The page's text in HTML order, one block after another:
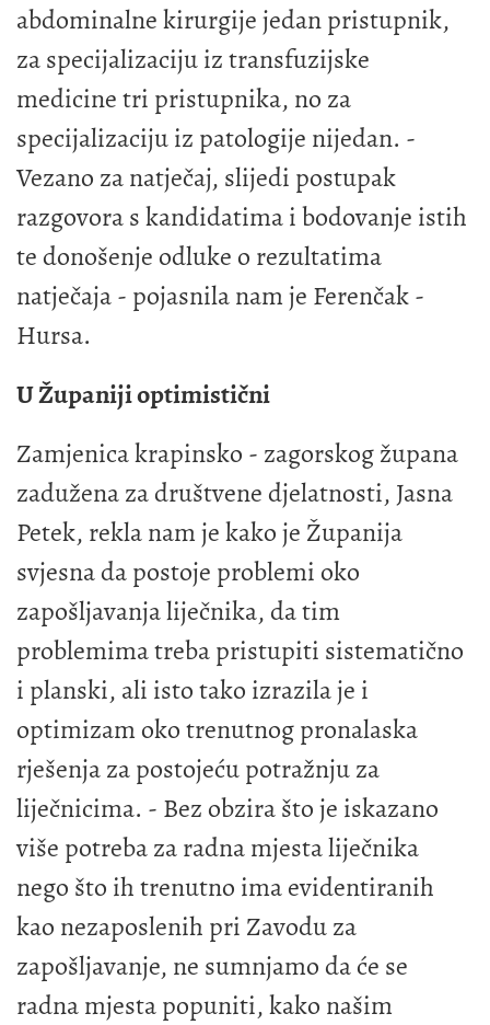
abdominalne kirurgije jedan pristupnik,
za specijalizaciju iz transfuzijske
medicine tri pristupnika, no za
specijalizaciju iz patologije nijedan. -
Vezano za natječaj, slijedi postupak
razgovora s kandidatima i bodovanje istih
te donošenje odluke o rezultatima
natječaja - pojasnila nam je Ferenčak -
Hursa.
U Županiji optimistični
Zamjenica krapinsko - zagorskog župana
zadužena za društvene djelatnosti, Jasna
Petek, rekla nam je kako je Županija
svjesna da postoje problemi oko
zapošljavanja liječnika, da tim
problemima treba pristupiti sistematično
i planski, ali isto tako izrazila je i
optimizam oko trenutnog pronalaska
rješenja za postojeću potražnju za
liječnicima. - Bez obzira što je iskazano
više potreba za radna mjesta liječnika
nego što ih trenutno ima evidentiranih
kao nezaposlenih pri Zavodu za
zapošljavanje, ne sumnjamo da će se
radna mjesta popuniti, kako našim